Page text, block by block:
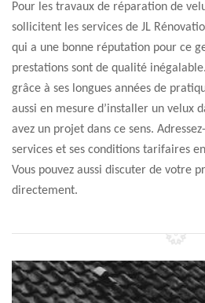
Pour les travaux de réparation de
sollicitent les services de JL
qui a une bonne réputation pour ce
prestations sont de qualité
grâce à ses longues années de
aussi en mesure d’installer un velux
avez un projet dans ce sens.
services et ses conditions tarifaires
Vous pouvez aussi discuter de votre
directement.